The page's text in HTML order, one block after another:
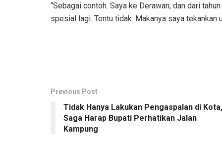
“Sebagai contoh. Saya ke Derawan, dan dari
spesial lagi. Tentu tidak. Makanya saya tekankan
Previous Post
Tidak Hanya Lakukan Pengaspalan di Kota,
Saga Harap Bupati Perhatikan Jalan
Kampung